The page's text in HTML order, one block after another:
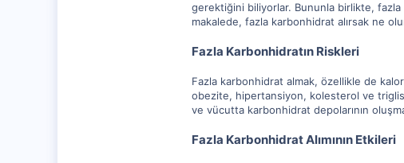
gerektiğini biliyorlar. Bununla birlikte, fazla
makalede, fazla karbonhidrat alırsak ne
Fazla Karbonhidratın Riskleri
Fazla karbonhidrat almak, özellikle de
obezite, hipertansiyon, kolesterol ve
ve vücutta karbonhidrat depolarının
Fazla Karbonhidrat Alımının Etkileri